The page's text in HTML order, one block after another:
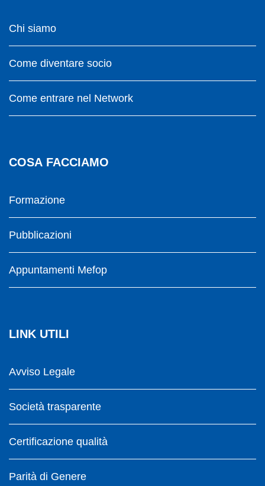
Chi siamo
Come diventare socio
Come entrare nel Network
COSA FACCIAMO
Formazione
Pubblicazioni
Appuntamenti Mefop
LINK UTILI
Avviso Legale
Società trasparente
Certificazione qualità
Parità di Genere